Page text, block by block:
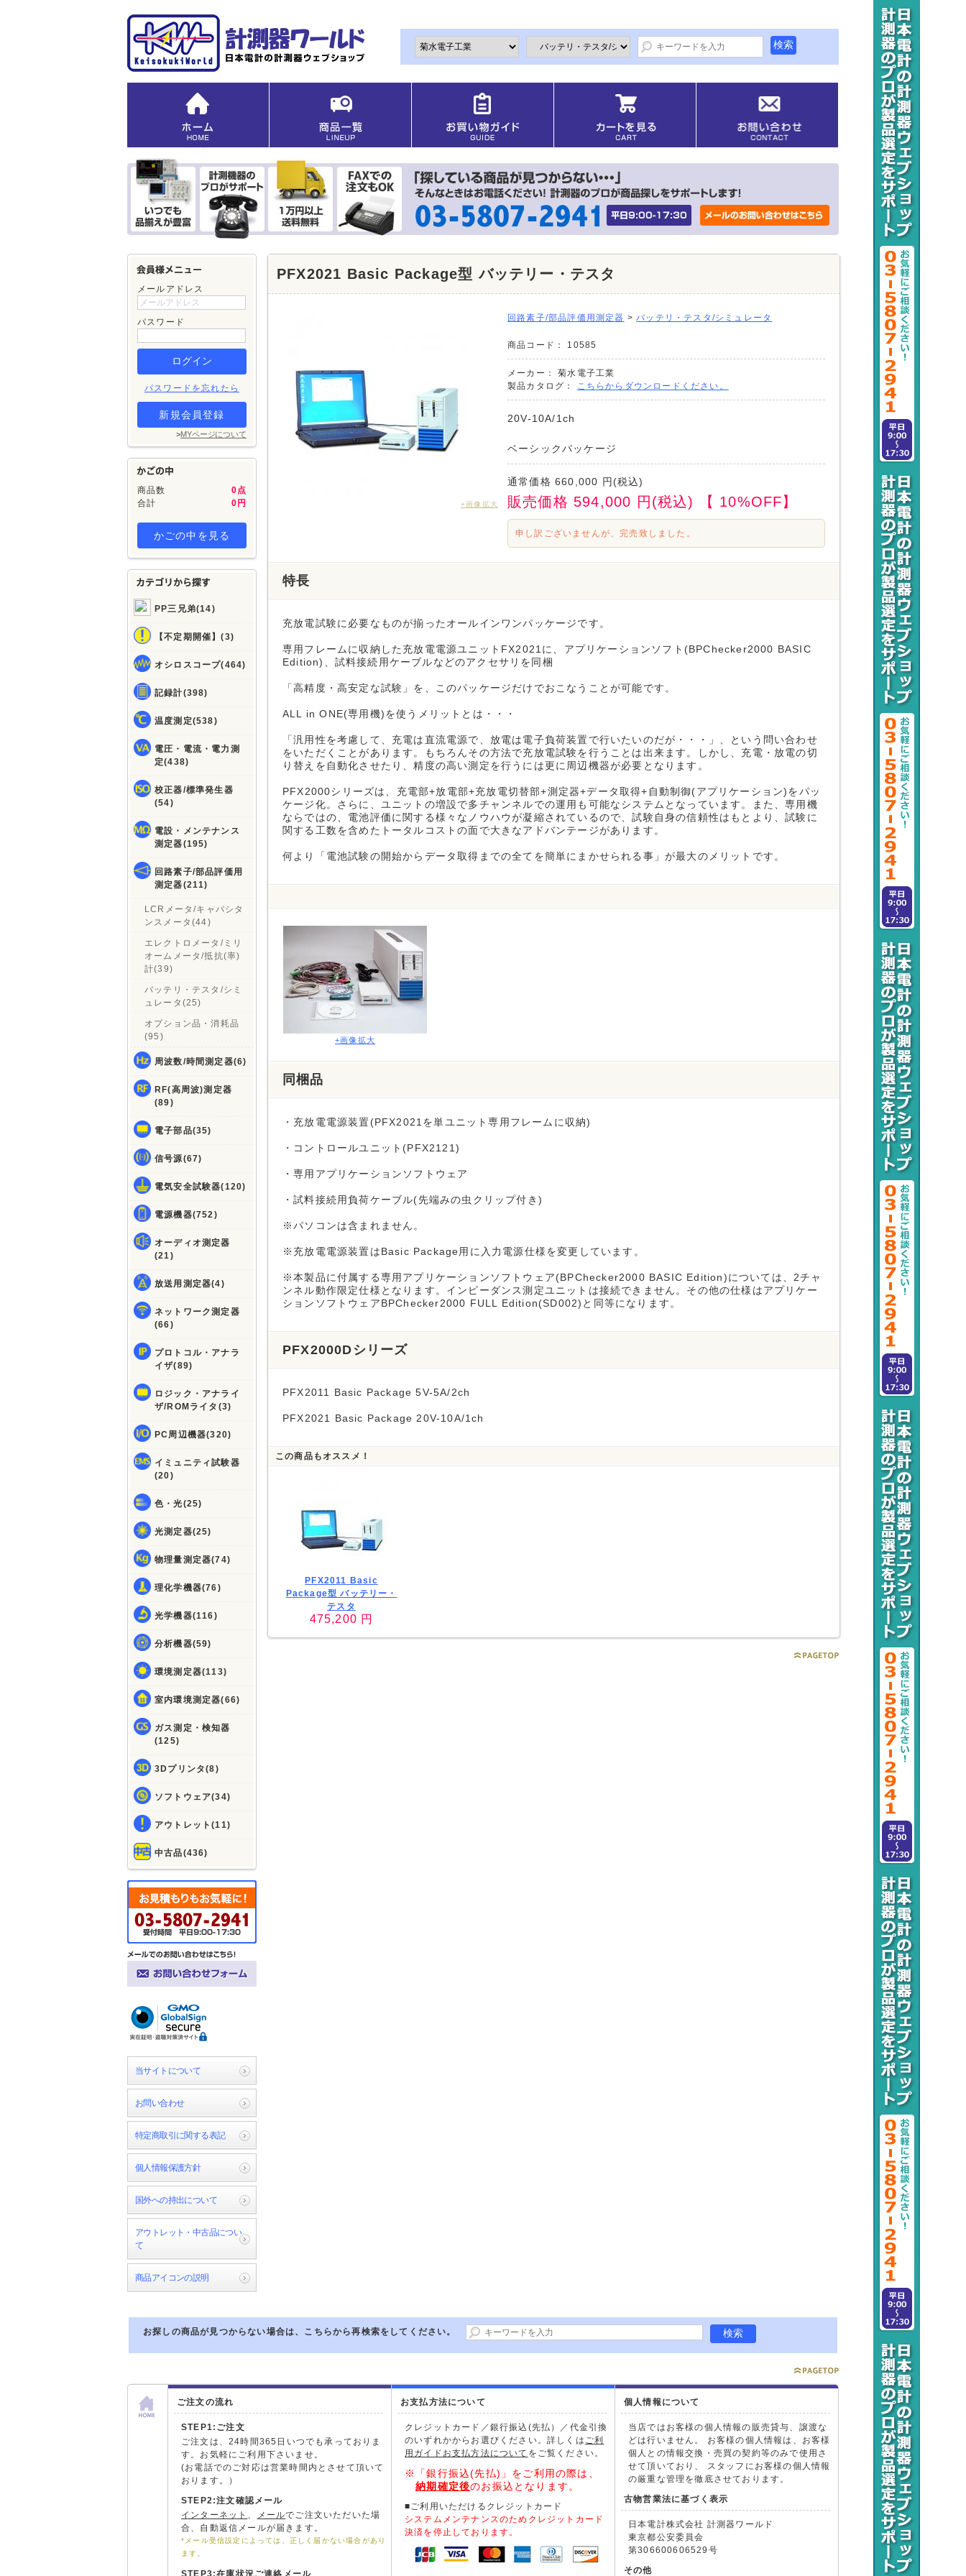
メールアドレス
パスワード
パスワードを忘れたら
新規会員登録
>MYページについて
商品数
0点
合計
0円
かごの中を見る
PP三兄弟(14)
【不定期開催】(3)
オシロスコープ(464)
記録計(398)
温度測定(538)
電圧・電流・電力測
定(438)
校正器/標準発生器
(54)
電設・メンテナンス
測定器(195)
回路素子/部品評価用
測定器(211)
LCRメータ/キャパシタ
ンスメータ(44)
エレクトロメータ/ミリ
オームメータ/抵抗(率)
計(39)
バッテリ・テスタ/シミ
ュレータ(25)
オプション品・消耗品
(95)
周波数/時間測定器(6)
RF(高周波)測定器
(89)
電子部品(35)
信号源(67)
電気安全試験器(120)
電源機器(752)
オーディオ測定器
(21)
放送用測定器(4)
ネットワーク測定器
(66)
プロトコル・アナラ
イザ(89)
ロジック・アナライ
ザ/ROMライタ(3)
PC周辺機器(320)
イミュニティ試験器
(20)
色・光(25)
光測定器(25)
物理量測定器(74)
理化学機器(76)
光学機器(116)
分析機器(59)
環境測定器(113)
室内環境測定器(66)
ガス測定・検知器
(125)
3Dプリンタ(8)
ソフトウェア(34)
アウトレット(11)
中古品(436)
当サイトについて
お問い合わせ
特定商取引に関する表記
個人情報保護方針
国外への持出について
アウトレット・中古品につい
て
商品アイコンの説明
PFX2021 Basic Package型 バッテリー・テスタ
+画像拡大
回路素子/部品評価用測定器 >バッテリ・テスタ/シミュレータ
商品コード： 10585
メーカー：
菊水電子工業
製品カタログ：
こちらからダウンロードください。
20V-10A/1ch
ベーシックパッケージ
通常価格 660,000 円(税込)
販売価格 594,000 円(税込) 【 10%OFF】
申し訳ございませんが、完売致しました。
特長
充放電試験に必要なものが揃ったオールインワンパッケージです。
専用フレームに収納した充放電電源ユニットFX2021に、アプリケーションソフト(BPChecker2000 BASIC
Edition)、試料接続用ケーブルなどのアクセサリを同梱
「高精度・高安定な試験」を、このパッケージだけでおこなうことが可能です。
ALL in ONE(専用機)を使うメリットとは・・・
「汎用性を考慮して、充電は直流電源で、放電は電子負荷装置で行いたいのだが・・・」、という問い合わせ
をいただくことがあります。もちろんその方法で充放電試験を行うことは出来ます。しかし、充電・放電の切
り替えを自動化させたり、精度の高い測定を行うには更に周辺機器が必要となります。
PFX2000シリーズは、充電部+放電部+充放電切替部+測定器+データ取得+自動制御(アプリケーション)をパッ
ケージ化。さらに、ユニットの増設で多チャンネルでの運用も可能なシステムとなっています。また、専用機
ならではの、電池評価に関する様々なノウハウが凝縮されているので、試験自身の信頼性はもとより、試験に
関する工数を含めたトータルコストの面で大きなアドバンテージがあります。
何より「電池試験の開始からデータ取得までの全てを簡単にまかせられる事」が最大のメリットです。
+画像拡大
同梱品
・充放電電源装置(PFX2021を単ユニット専用フレームに収納)
・コントロールユニット(PFX2121)
・専用アプリケーションソフトウェア
・試料接続用負荷ケーブル(先端みの虫クリップ付き)
※パソコンは含まれません。
※充放電電源装置はBasic Package用に入力電源仕様を変更しています。
※本製品に付属する専用アプリケーションソフトウェア(BPChecker2000 BASIC Edition)については、2チャ
ンネル動作限定仕様となります。インピーダンス測定ユニットは接続できません。その他の仕様はアプリケー
ションソフトウェアBPChecker2000 FULL Edition(SD002)と同等になります。
PFX2000Dシリーズ
PFX2011 Basic Package 5V-5A/2ch
PFX2021 Basic Package 20V-10A/1ch
この商品もオススメ！
PFX2011 Basic
Package型 バッテリー・
テスタ
475,200 円
お探しの商品が見つからない場合は、こちらから再検索をしてください。
ご注文の流れ
STEP1:ご注文
ご注文は、24時間365日いつでも承っておりま
す。お気軽にご利用下さいませ。
(お電話でのご対応は営業時間内とさせて頂いて
おります。）
STEP2:注文確認メール
インターネット 、 メールでご注文いただいた場
合、自動返信メールが届きます。
*メール受信設定によっては、正しく届かない場合があり
ます。
STEP3:在庫状況ご連絡メール
お支払方法について
クレジットカード／銀行振込(先払）／代金引換
のいずれかからお選びください。詳しくは ご利
用ガイドお支払方法について をご覧ください。
※「銀行振込(先払)」をご利用の際は、
納期確定後のお振込となります。
■ご利用いただけるクレジットカード
システムメンテナンスのためクレジットカード
決済を停止しております。
個人情報について
当店ではお客様の個人情報の販売貸与、譲渡な
どは行いません。 お客様の個人情報は、お客様
個人との情報交換・売買の契約等のみで使用さ
せて頂いており、 スタッフにお客様の個人情報
の厳重な管理を徹底させております。
古物営業法に基づく表示
日本電計株式会社 計測器ワールド
東京都公安委員会
第306600606529号
その他